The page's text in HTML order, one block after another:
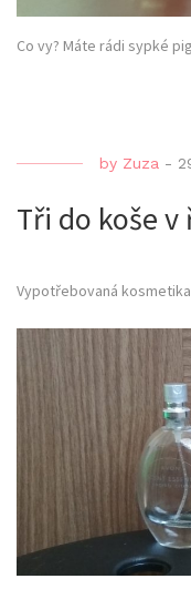
Co vy? Máte rádi sypké
by Zuza -
Tři do koše v
Vypotřebovaná